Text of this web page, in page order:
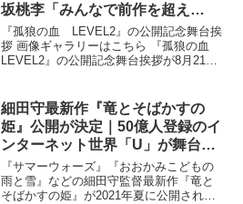
坂桃李「みんなで前作を超え
る！」
『孤狼の血 LEVEL2』の公開記念舞台挨
拶 画像ギャラリーはこちら 『孤狼の血
LEVEL2』の公開記念舞台挨拶が8月21日
kingzのoguri(小栗基...
細田守最新作『竜とそばかすの
姫』公開が決定｜50億人登録のイ
ンターネット世界「U」が舞台｜
2021年夏
『サマーウォーズ』『おおかみこどもの
雨と雪』などの細田守監督最新作『竜と
そばかすの姫』が2021年夏に公開される